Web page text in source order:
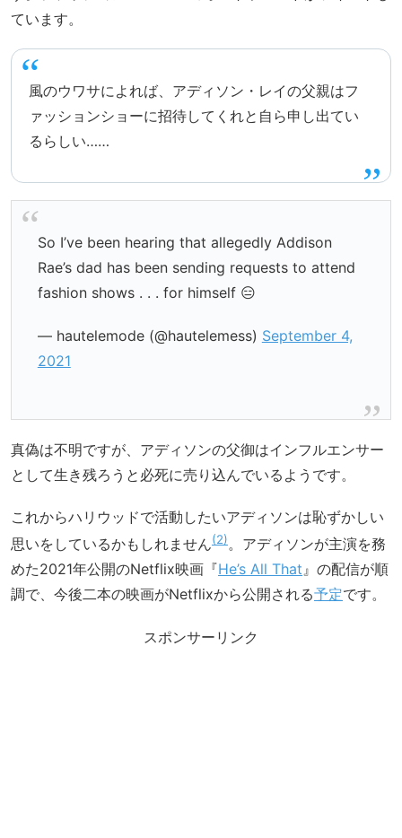
ています。
風のウワサによれば、アディソン・レイの父親はフ
ァッションショーに招待してくれと自ら申し出てい
るらしい……
So I’ve been hearing that allegedly Addison
Rae’s dad has been sending requests to attend
fashion shows . . . for himself 😑
— hautelemode (@hautelemess) September 4,
2021
真偽は不明ですが、アディソンの父御はインフルエンサー
として生き残ろうと必死に売り込んでいるようです。
これからハリウッドで活動したいアディソンは恥ずかしい
思いをしているかもしれません 2 。アディソンが主演を務
めた2021年公開のNetflix映画『He’s All That』の配信が順
調で、今後二本の映画がNetflixから公開される予定です。
スポンサーリンク